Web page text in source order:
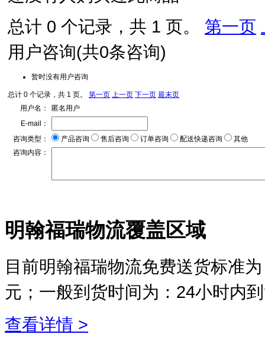
总计 0 个记录，共 1 页。 第一页
用户咨询(共0条咨询)
暂时没有用户咨询
总计 0 个记录，共 1 页。 第一页 上一页 下一页 最末页
用户名：
匿名用户
E-mail：
咨询类型：
产品咨询 售后咨询 订单咨询 配送快递咨询
其他
咨询内容：
明翰福瑞物流覆盖区域
目前明翰福瑞物流免费送货标准
元；一般到货时间为：24小时内
查看详情 >